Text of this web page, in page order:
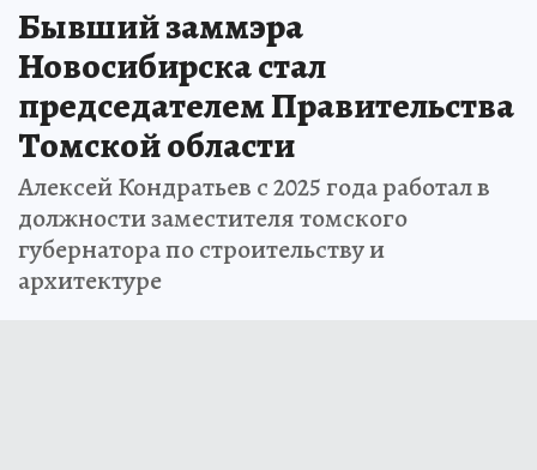
Бывший заммэра
Новосибирска стал
председателем Правительства
Томской области
Алексей Кондратьев с 2025 года работал в
должности заместителя томского
губернатора по строительству и
архитектуре